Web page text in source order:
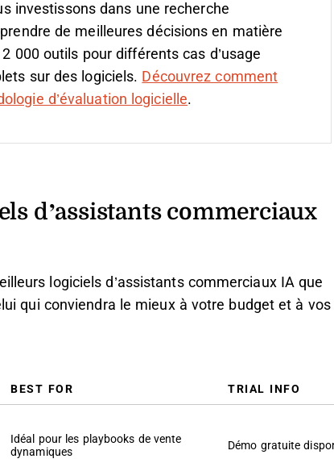
investissons dans une recherche
de meilleures décisions en matière
000 outils pour différents cas d’usage
sur des logiciels. Découvrez comment
d’évaluation logicielle.
d’assistants commerciaux
logiciels d’assistants commerciaux IA que
qui conviendra le mieux à votre budget et à vos
BEST FOR TRIAL INFO
Idéal pour les playbooks de vente
dynamiques
Démo gratuite